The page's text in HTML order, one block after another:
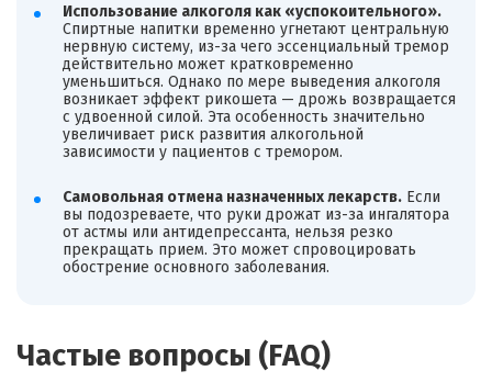
Использование алкоголя как «успокоительного».
Спиртные напитки временно угнетают центральную
нервную систему, из-за чего эссенциальный тремор
действительно может кратковременно
уменьшиться. Однако по мере выведения алкоголя
возникает эффект рикошета — дрожь возвращается
с удвоенной силой. Эта особенность значительно
увеличивает риск развития алкогольной
зависимости у пациентов с тремором.
Самовольная отмена назначенных лекарств.Если
вы подозреваете, что руки дрожат из-за ингалятора
от астмы или антидепрессанта, нельзя резко
прекращать прием. Это может спровоцировать
обострение основного заболевания.
Частые вопросы (FAQ)